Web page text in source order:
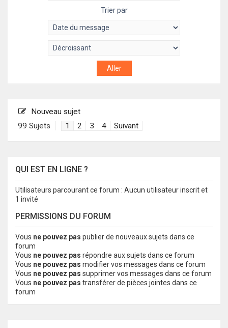
Trier par
Nouveau sujet
99 Sujets
1 2 3 4 Suivant
QUI EST EN LIGNE ?
Utilisateurs parcourant ce forum : Aucun utilisateur inscrit et
1 invité
PERMISSIONS DU FORUM
Vous ne pouvez pas publier de nouveaux sujets dans ce
forum
Vous ne pouvez pas répondre aux sujets dans ce forum
Vous ne pouvez pas modifier vos messages dans ce forum
Vous ne pouvez pas supprimer vos messages dans ce forum
Vous ne pouvez pas transférer de pièces jointes dans ce
forum